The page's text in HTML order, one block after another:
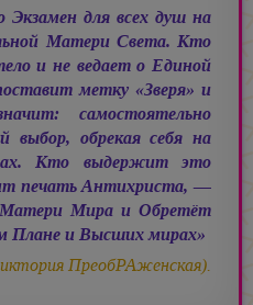
для всех душ на
Матери Света. Кто
и не ведает о Единой
метку «Зверя» и
самостоятельно
выбор, обрекая себя на
Кто выдержит это
печать Антихриста, —
Мира и Обретёт
Плане и Высших мирах»
ПреобРАженская).